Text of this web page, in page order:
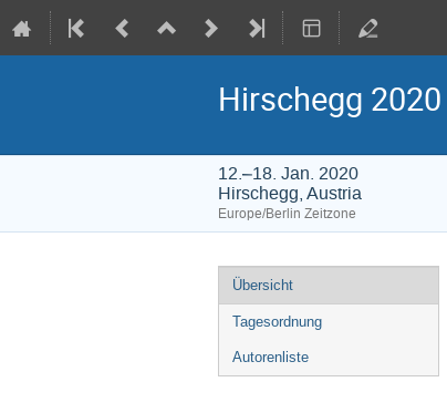
Hirschegg
12.–18. Jan. 2020
Hirschegg, Austria
Europe/Berlin Zeitzone
Veranstaltungsmenü
Übersicht
Tagesordnung
Autorenliste